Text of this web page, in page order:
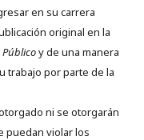
en su carrera
original en la
Públicoy de una manera
trabajo por parte de la
ni se otorgarán
puedan violar los